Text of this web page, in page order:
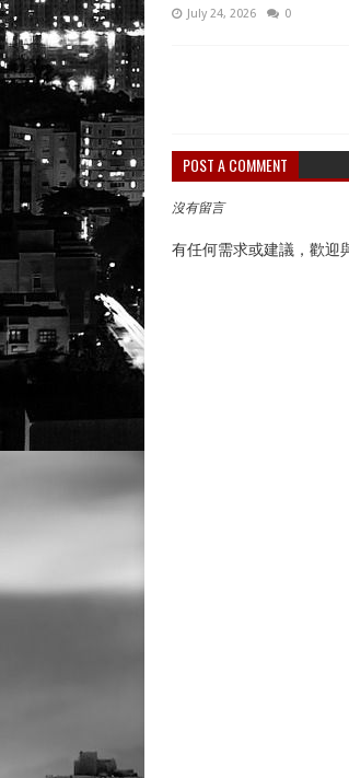
July 24, 2026 0
POST A COMMENT
沒有留言
有任何需求或建議，歡迎